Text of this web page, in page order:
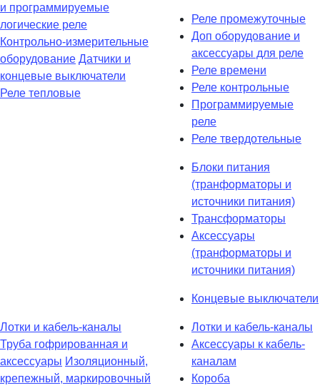
и программируемые
логические реле
Контрольно-измерительные
оборудование Датчики и
концевые выключатели
Реле тепловые
Реле промежуточные
Доп оборудование и
аксессуары для реле
Реле времени
Реле контрольные
Программируемые
реле
Реле твердотельные
Блоки питания
(транформаторы и
источники питания)
Трансформаторы
Аксессуары
(транформаторы и
источники питания)
Концевые выключатели
Лотки и кабель-каналы
Труба гофрированная и
аксессуары Изоляционный,
крепежный, маркировочный
Лотки и кабель-каналы
Аксессуары к кабель-
каналам
Короба